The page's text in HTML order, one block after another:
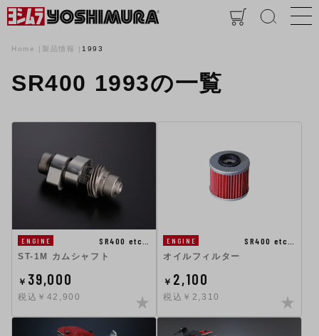
Home 製品情報 1993
SR400 1993の一覧
ENGINE
SR400 etc…
ST-1M カムシャフト
￥ 39,000
税込￥42,900
ENGINE
SR400 etc…
オイルフィルター
￥ 2,100
税込￥2,310